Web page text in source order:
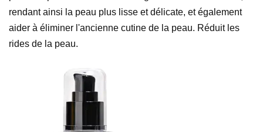
rendant ainsi la peau plus lisse et délicate, et également
aider à éliminer l'ancienne cutine de la peau. Réduit les
rides de la peau.